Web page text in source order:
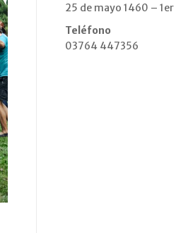
25 de mayo 1460 – 1er
Teléfono
03764 447356